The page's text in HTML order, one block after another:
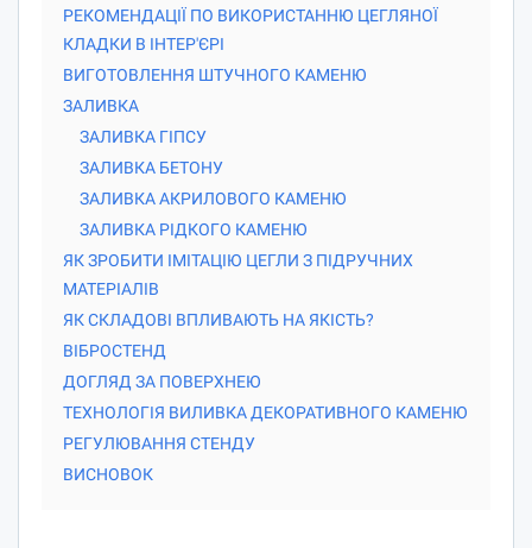
РЕКОМЕНДАЦІЇ ПО ВИКОРИСТАННЮ ЦЕГЛЯНОЇ
КЛАДКИ В ІНТЕР'ЄРІ
ВИГОТОВЛЕННЯ ШТУЧНОГО КАМЕНЮ
ЗАЛИВКА
ЗАЛИВКА ГІПСУ
ЗАЛИВКА БЕТОНУ
ЗАЛИВКА АКРИЛОВОГО КАМЕНЮ
ЗАЛИВКА РІДКОГО КАМЕНЮ
ЯК ЗРОБИТИ ІМІТАЦІЮ ЦЕГЛИ З ПІДРУЧНИХ
МАТЕРІАЛІВ
ЯК СКЛАДОВІ ВПЛИВАЮТЬ НА ЯКІСТЬ?
ВІБРОСТЕНД
ДОГЛЯД ЗА ПОВЕРХНЕЮ
ТЕХНОЛОГІЯ ВИЛИВКА ДЕКОРАТИВНОГО КАМЕНЮ
РЕГУЛЮВАННЯ СТЕНДУ
ВИСНОВОК